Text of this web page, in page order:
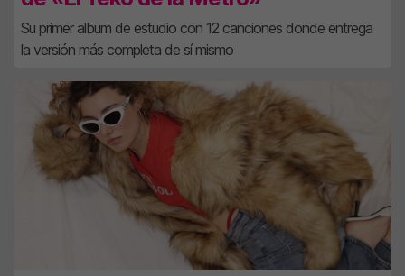
Su primer album de estudio con 12 canciones donde entrega
la versión más completa de sí mismo